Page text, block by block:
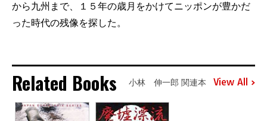
から九州まで、１５年の歳月をかけてニッポンが豊かだ
った時代の残像を探した。
Related Books 小林 伸一郎 関連本 View All